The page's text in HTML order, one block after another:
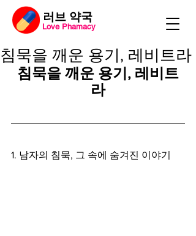
​러브 약국
Love Phamacy
침묵을 깨운 용기, 레비트라
침묵을 깨운 용기, 레비트
라
1. 남자의 침묵, 그 속에 숨겨진 이야기